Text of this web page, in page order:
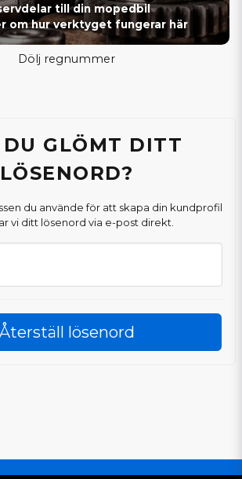
till din mopedbil
om hur verktyget fungerar här
Dölj regnummer
DU GLÖMT DITT
LÖSENORD?
du använde för att skapa din kundprofil
vi ditt lösenord via e-post direkt.
lösenord